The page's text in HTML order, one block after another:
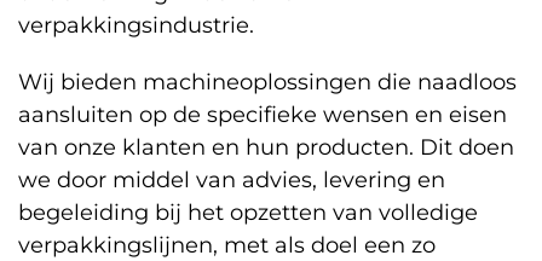
verpakkingsindustrie.
Wij bieden machineoplossingen die naadloos
aansluiten op de specifieke wensen en eisen
van onze klanten en hun producten. Dit doen
we door middel van advies, levering en
begeleiding bij het opzetten van volledige
verpakkingslijnen, met als doel een zo